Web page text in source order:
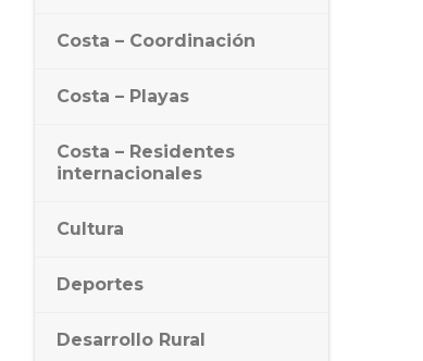
Costa – Coordinación
Costa – Playas
Costa – Residentes
internacionales
Cultura
Deportes
Desarrollo Rural